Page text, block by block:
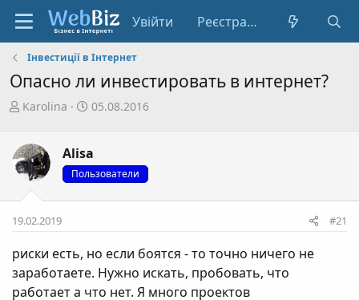
Увійти Реєстрація
Інвестиції в Інтернет
Опасно ли инвестировать в интернет?
А
о
р
м
Karolina
Д
а
с
в
е
н
н
05.08.2016
Alisa
Пользователи
19.02.2019 #21
риски есть, но если боятся - то точно ничего не
заработаете. Нужно искать, пробовать, что
работает а что нет. Я много проектов